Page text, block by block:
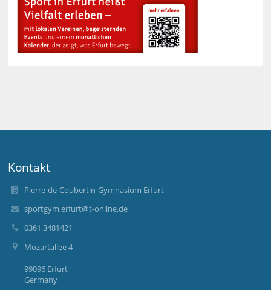
Kontakt
Pierre-de-Coubertin-Gymnasium Erfurt
sportgym.erfurt@t-online.de
0361 3481421
Mozartallee 4
99096 Erfurt
Germany